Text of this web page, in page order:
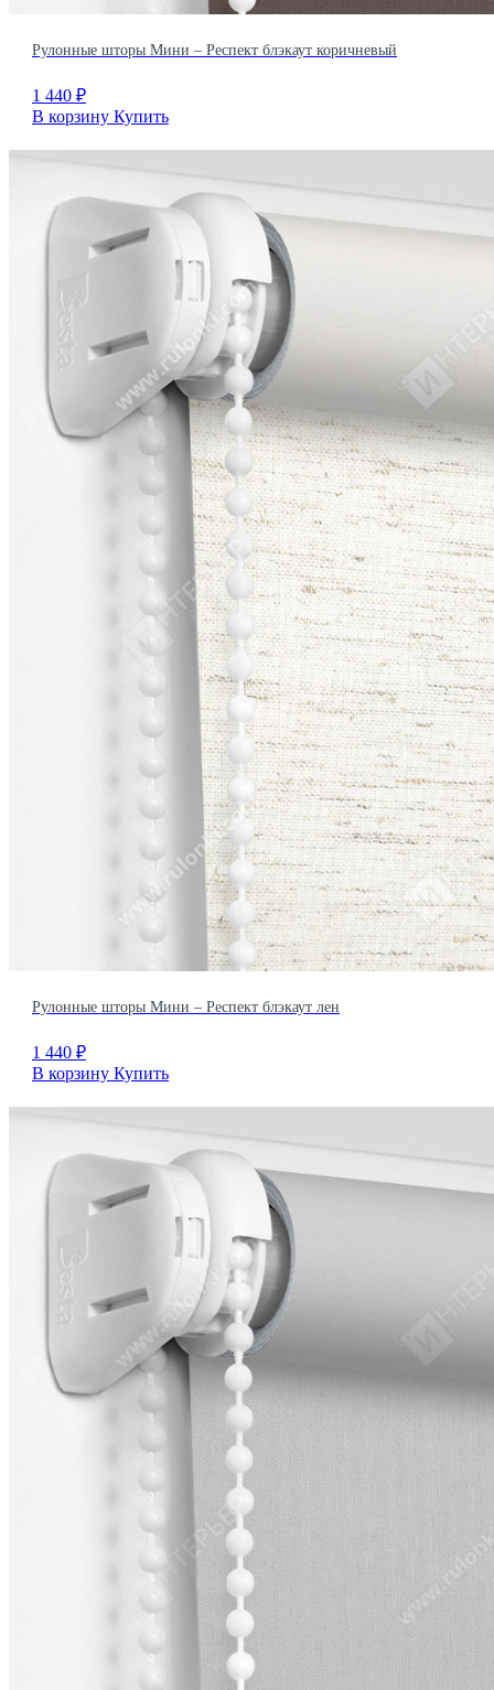
Рулонные шторы Мини – Респект блэкаут коричневый
1 440 ₽
В корзину Купить
Рулонные шторы Мини – Респект блэкаут лен
1 440 ₽
В корзину Купить